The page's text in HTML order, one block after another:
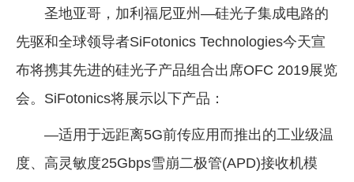
党建工作
企业文化
《资源再生》杂志
行情报价
圣地亚哥，加利福尼亚州—硅光子集成电路的
先驱和全球领导者SiFotonics Technologies今天宣
布将携其先进的硅光子产品组合出席OFC 2019展览
会。SiFotonics将展示以下产品：
—适用于远距离5G前传应用而推出的工业级温
度、高灵敏度25Gbps雪崩二极管(APD)接收机模